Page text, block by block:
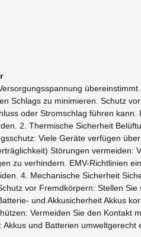
Schlags zu minimieren. Schutz
oder Stromschlag führen kann.
2. Thermische Sicherheit
Viele Geräte verfügen
Störungen vermeiden:
zu verhindern. EMV-Richtlinien
4. Mechanische Sicherheit
vor Fremdkörpern: Stellen Sie
und Akkusicherheit Akkus
Vermeiden Sie den Kontakt
und Batterien umweltgerecht